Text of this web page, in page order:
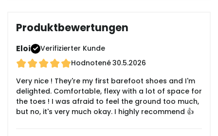
Produktbewertungen
Eloi
Verifizierter Kunde
Hodnotené30.5.2026
Very nice ! They're my first barefoot shoes and I'm
delighted. Comfortable, flexy with a lot of space for
the toes ! I was afraid to feel the ground too much,
but no, it's very much okay. I highly recommend 👍